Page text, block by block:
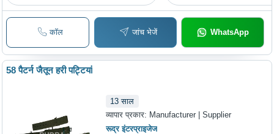
कॉल जांच भेजें WhatsApp
58 पैटर्न जैतून हरी पट्टियां
13 साल
व्यापार प्रकार: Manufacturer | Supplier
रूद्र इंटरप्राइजेज